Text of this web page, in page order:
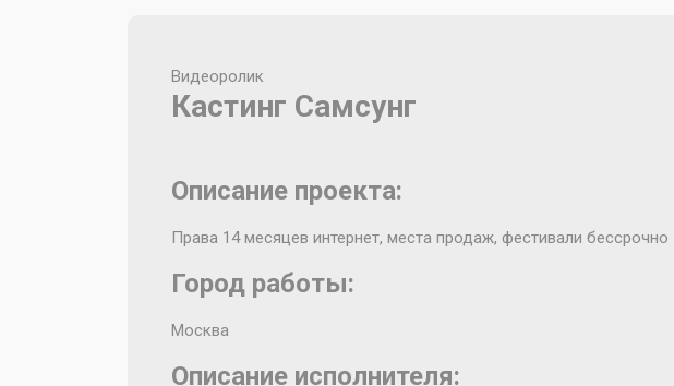
Видеоролик
Кастинг Самсунг
Описание проекта:
Права 14 месяцев интернет, места продаж, фестивали бессрочно
Город работы:
Москва
Описание исполнителя: